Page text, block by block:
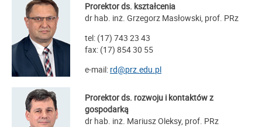
Prorektor ds. kształcenia
dr hab. inż. Grzegorz Masłowski, prof. PRz
tel: (17) 743 23 43
fax: (17) 854 30 55
e-mail: rd@prz.edu.pl
Prorektor ds. rozwoju i kontaktów z
gospodarką
dr hab. inż. Mariusz Oleksy, prof. PRz